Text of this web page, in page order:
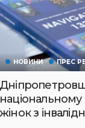
НОВИНИ ПРЕС
жінок з